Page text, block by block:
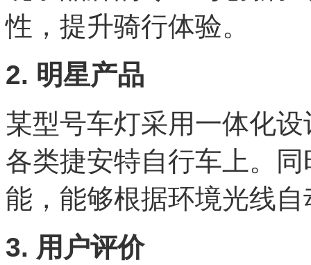
性，提升骑行体验。
2. 明星产品
某型号车灯采用一体化
各类捷安特自行车上。
能，能够根据环境光线
3. 用户评价